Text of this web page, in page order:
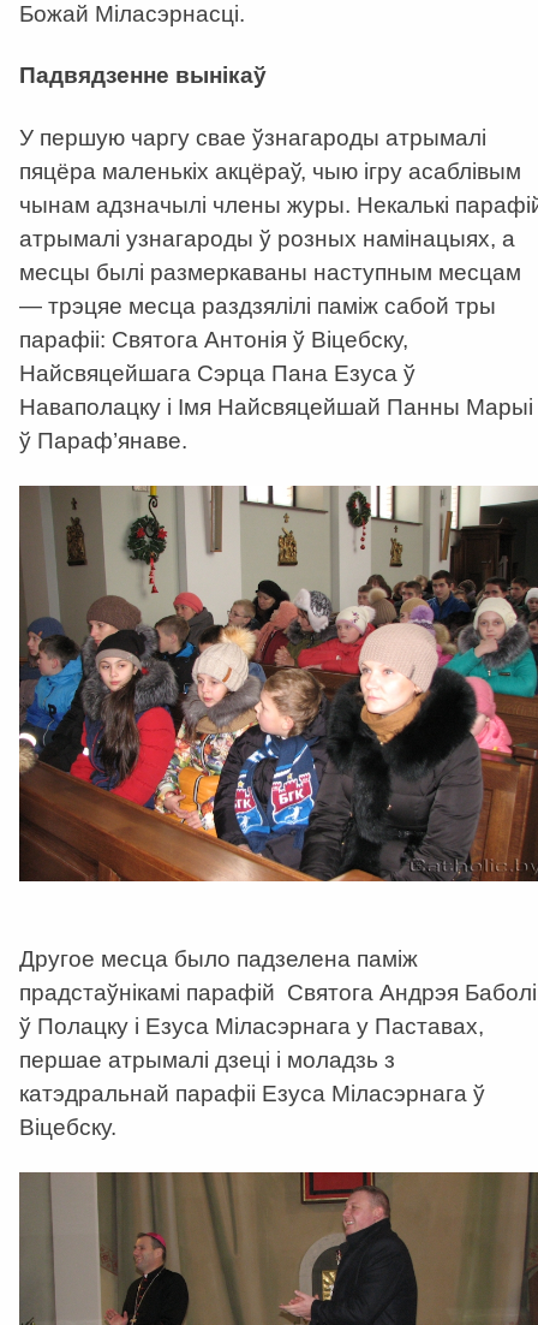
Божай Міласэрнасці.
Падвядзенне вынікаў
У першую чаргу свае ўзнагароды атрымалі
пяцёра маленькіх акцёраў, чыю ігру асаблівым
чынам адзначылі члены журы. Некалькі
атрымалі узнагароды ў розных намінацыях, а
месцы былі размеркаваны наступным месцам
— трэцяе месца раздзялілі паміж сабой тры
парафіі: Святога Антонія ў Віцебску,
Найсвяцейшага Сэрца Пана Езуса ў
Наваполацку і Імя Найсвяцейшай Панны Марыі
ў Параф’янаве.
Другое месца было падзелена паміж
прадстаўнікамі парафій Святога Андрэя Баболі
ў Полацку і Езуса Міласэрнага у Паставах,
першае атрымалі дзеці і моладзь з
катэдральнай парафіі Езуса Міласэрнага ў
Віцебску.